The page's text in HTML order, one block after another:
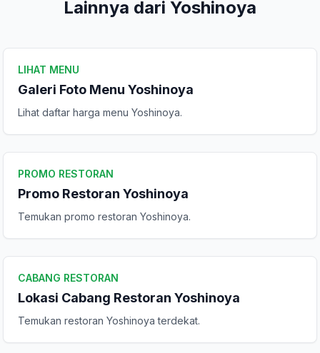
Lainnya dari Yoshinoya
LIHAT MENU
Galeri Foto Menu Yoshinoya
Lihat daftar harga menu Yoshinoya.
PROMO RESTORAN
Promo Restoran Yoshinoya
Temukan promo restoran Yoshinoya.
CABANG RESTORAN
Lokasi Cabang Restoran Yoshinoya
Temukan restoran Yoshinoya terdekat.
Tulis Ulasan
Komentar Anda
Kirim Ulasan